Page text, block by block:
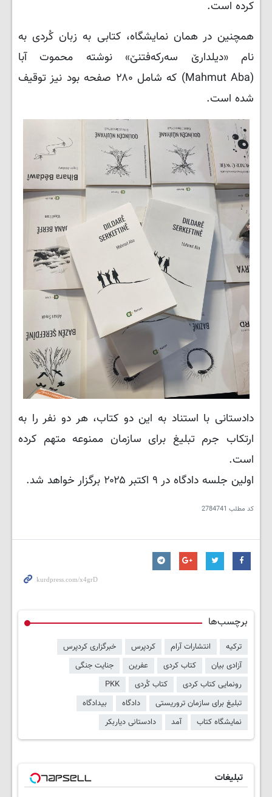
کرده است.
همچنین در همان نمایشگاه، کتابی به زبان کُردی به
نام «دیلدارێ سەرکەفتنێ» نوشته محموت آبا
(Mahmut Aba) که شامل ۲۸۰ صفحه بود نیز توقیف
شده است.
دادستانی با استناد به این دو کتاب، هر دو نفر را به
ارتکاب جرم تبلیغ برای سازمان ممنوعه متهم کرده
است.
اولین جلسه دادگاه در ۹ اکتبر ۲۰۲۵ برگزار خواهد شد.
کد مطلب 2784741
برچسب‌ها
ترکیه انتشارات آرام کردپرس
خبرگزاری کردپرس
آزادی بیان
کتاب کردی عفرین
جنایت جنگی
رونمایی کتاب کردی
کتاب کُردی
PKK
تبلیغ برای سازمان تروریستی
دادگاه
بیدادگاه
نمایشگاه کتاب
آمد دادستانی دیاربکر
تبلیغات